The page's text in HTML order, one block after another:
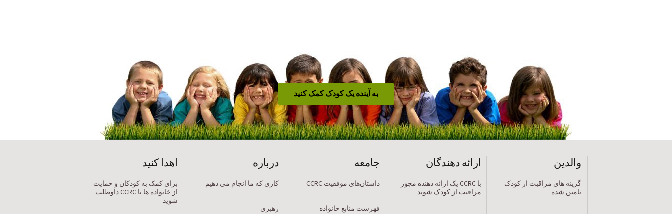
به آینده یک کودک کمک کنید
والدین
گزینه های مراقبت از کودک
تامین شده
ارائه دهندگان
با CCRC یک ارائه دهنده مجوز
مراقبت از کودک شوید
جامعه
داستان‌های موفقیت CCRC
فهرست منابع خانواده
درباره
کاری که ما انجام می دهیم
رهبری
اهدا کنید
برای کمک به کودکان و حمایت
از خانواده ها با CCRC داوطلب
شوید